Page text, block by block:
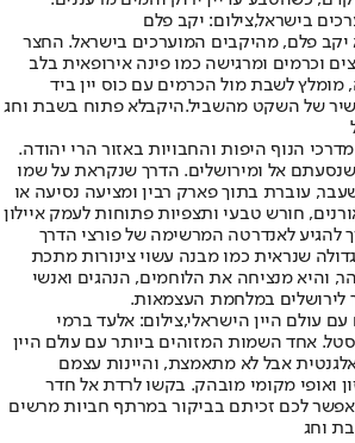
בישראל,צילום: יקב פלם
פלם, מהיקבים המוערכים בישראל. החצר
וכרמים ומרגישה כמו פינה אירופאית בלב
מומלץ לשבת מול הכרמים עם כוס יין ביד
של השקט מהשביל.היקבלא פתוח בשבת וחג
הנוף היפות והחבויות באזור הרי יהודה.
אל ומירושלים. הדרך שנקראת על שמו
עוברת בתוך פארק רבין ומציעה נסיעה או
חורש טבעי ותצפיות פתוחות לעמק איילון
להגיע לאנדרטה המרשימה של פורצי הדרך
שנראית כמו מבנה עשוי צינורות מתכת
והיא מנציחה את הלוחמים, הנהגים ואנשי
לירושלים במלחמת העצמאות.
עולם היין הישראלי,צילום: אלעד ברמי
אחד השמות המזוהים ביותר עם עולם היין
אבל לא מתאמצת, והיינות עצמם
ואופי מקומי מובהק. בקשו לרדת אל חדר
לכם זכיתם בביקור במרתף חביות מרשים
וחג